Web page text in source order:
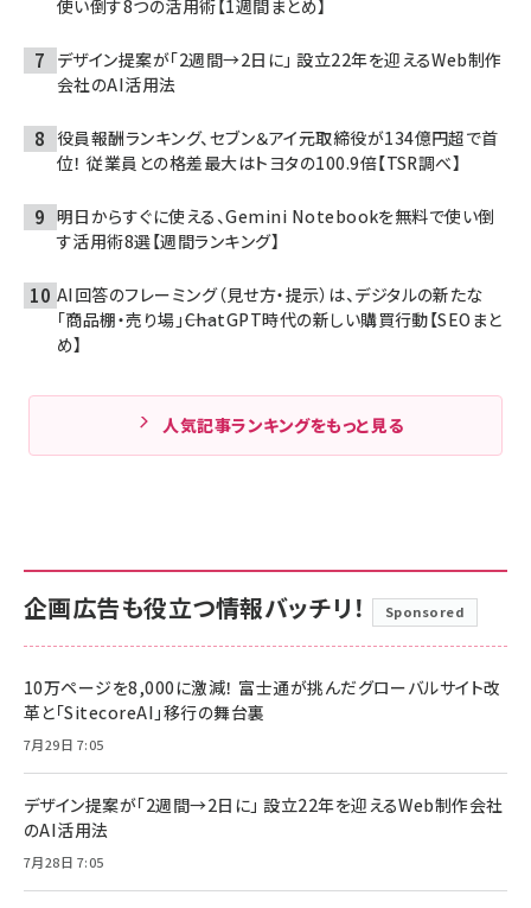
使い倒す8つの活用術【1週間まとめ】
デザイン提案が「2週間→2日に」 設立22年を迎えるWeb制作
会社のAI活用法
役員報酬ランキング、セブン＆アイ元取締役が134億円超で首
位！ 従業員との格差最大はトヨタの100.9倍【TSR調べ】
明日からすぐに使える、Gemini Notebookを無料で使い倒
す活用術8選【週間ランキング】
AI回答のフレーミング（見せ方・提示）は、デジタルの新たな
「商品棚・売り場」――ChatGPT時代の新しい購買行動【SEOまと
め】
人気記事ランキングをもっと見る
企画広告も役立つ情報バッチリ！ Sponsored
10万ページを8,000に激減！ 富士通が挑んだグローバルサイト改
革と「SitecoreAI」移行の舞台裏
7月29日 7:05
デザイン提案が「2週間→2日に」 設立22年を迎えるWeb制作会社
のAI活用法
7月28日 7:05